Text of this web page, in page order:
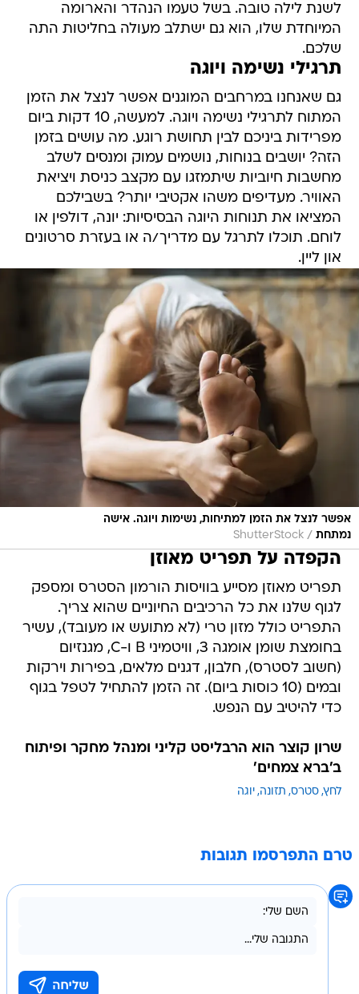
לשנת לילה טובה. בשל טעמו הנהדר והארומה
המיוחדת שלו, הוא גם ישתלב מעולה בחליטות התה
שלכם.
תרגילי נשימה ויוגה
גם שאנחנו במרחבים המוגנים אפשר לנצל את הזמן
המתוח לתרגילי נשימה ויוגה. למעשה, 10 דקות ביום
מפרידות ביניכם לבין תחושת רוגע. מה עושים בזמן
הזה? יושבים בנוחות, נושמים עמוק ומנסים לשלב
מחשבות חיוביות שיתמזגו עם מקצב כניסת ויציאת
האוויר. מעדיפים משהו אקטיבי יותר? בשבילכם
המציאו את תנוחות היוגה הבסיסיות: יונה, דולפין או
לוחם. תוכלו לתרגל עם מדריך/ה או בעזרת סרטונים
און ליין.
אפשר לנצל את הזמן למתיחות, נשימות ויוגה. אישה
נמתחת /
ShutterStock
הקפדה על תפריט מאוזן
תפריט מאוזן מסייע בוויסות הורמון הסטרס ומספק
לגוף שלנו את כל הרכיבים החיוניים שהוא צריך.
התפריט כולל מזון טרי (לא מתועש או מעובד), עשיר
בחומצת שומן אומגה 3, וויטמיני B ו-C, מגנזיום
(חשוב לסטרס), חלבון, דגנים מלאים, בפירות וירקות
ובמים (10 כוסות ביום). זה הזמן להתחיל לטפל בגוף
כדי להיטיב עם הנפש.
שרון קוצר הוא הרבליסט קליני ומנהל מחקר ופיתוח
ב'ברא צמחים'
לחץ סטרס תזונה יוגה
טרם התפרסמו תגובות